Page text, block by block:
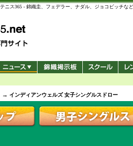
ニス365 - 錦織圭、フェデラー、ナダル、ジョコビッチ
→インディアンウェルズ 女子シングルスドロー